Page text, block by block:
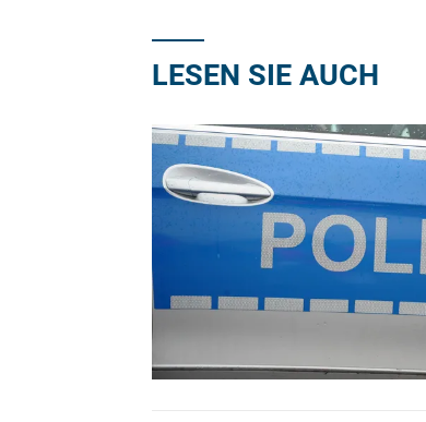
LESEN SIE AUCH